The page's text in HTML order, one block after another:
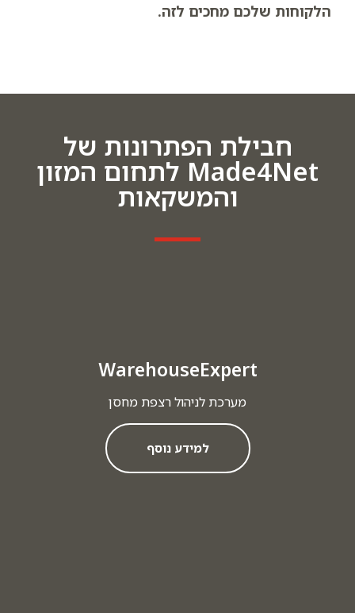
הלקוחות שלכם מחכים לזה.
חבילת הפתרונות של
Made4Net לתחום המזון
והמשקאות
WarehouseExpert
מערכת לניהול רצפת מחסן
למידע נוסף